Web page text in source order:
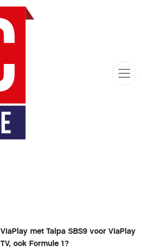
ViaPlay met Talpa SBS9 voor ViaPlay
TV, ook Formule 1?